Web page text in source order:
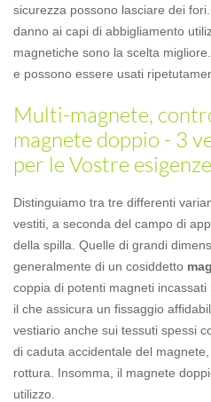
sicurezza possono lasciare dei
danno ai capi di abbigliamento
magnetiche sono la scelta
e possono essere usati
Multi-magnete,
magnete doppio - 3
per le Vostre esigenze
Distinguiamo tra tre differenti
vestiti, a seconda del campo di
della spilla. Quelle di grandi
generalmente di un cosiddetto
coppia di potenti magneti incassati
il che assicura un fissaggio
vestiario anche sui tessuti spessi
di caduta accidentale del
rottura. Insomma, il magnete
utilizzo.